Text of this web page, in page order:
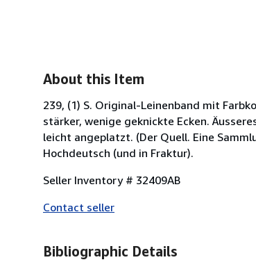
About this Item
239, (1) S. Original-Leinenband mit
stärker, wenige geknickte Ecken.
leicht angeplatzt. (Der Quell. Eine
Hochdeutsch (und in Fraktur).
Seller Inventory # 32409AB
Contact seller
Bibliographic Details